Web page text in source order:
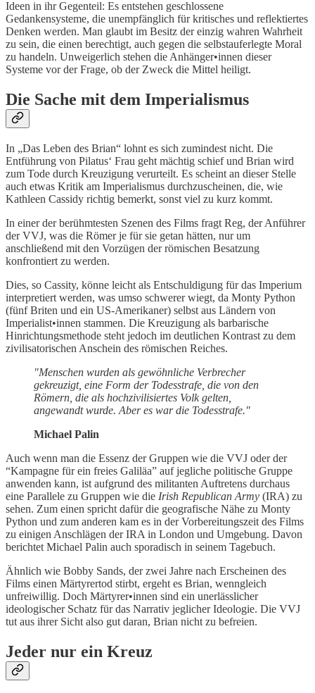
Ideen in ihr Gegenteil: Es entstehen geschlossene
Gedankensysteme, die unempfänglich für kritisches und reflektiertes
Denken werden. Man glaubt im Besitz der einzig wahren Wahrheit
zu sein, die einen berechtigt, auch gegen die selbstauferlegte Moral
zu handeln. Unweigerlich stehen die Anhänger•innen dieser
Systeme vor der Frage, ob der Zweck die Mittel heiligt.
Die Sache mit dem Imperialismus
In „Das Leben des Brian“ lohnt es sich zumindest nicht. Die
Entführung von Pilatus‘ Frau geht mächtig schief und Brian wird
zum Tode durch Kreuzigung verurteilt. Es scheint an dieser Stelle
auch etwas Kritik am Imperialismus durchzuscheinen, die, wie
Kathleen Cassidy richtig bemerkt, sonst viel zu kurz kommt.
In einer der berühmtesten Szenen des Films fragt Reg, der Anführer
der VVJ, was die Römer je für sie getan hätten, nur um
anschließend mit den Vorzügen der römischen Besatzung
konfrontiert zu werden.
Dies, so Cassity, könne leicht als Entschuldigung für das Imperium
interpretiert werden, was umso schwerer wiegt, da Monty Python
(fünf Briten und ein US-Amerikaner) selbst aus Ländern von
Imperialist•innen stammen. Die Kreuzigung als barbarische
Hinrichtungsmethode steht jedoch im deutlichen Kontrast zu dem
zivilisatorischen Anschein des römischen Reiches.
"Menschen wurden als gewöhnliche Verbrecher
gekreuzigt, eine Form der Todesstrafe, die von den
Römern, die als hochzivilisiertes Volk gelten,
angewandt wurde. Aber es war die Todesstrafe."
Michael Palin
Auch wenn man die Essenz der Gruppen wie die VVJ oder der
“Kampagne für ein freies Galiläa” auf jegliche politische Gruppe
anwenden kann, ist aufgrund des militanten Auftretens durchaus
eine Parallele zu Gruppen wie die Irish Republican Army (IRA) zu
sehen. Zum einen spricht dafür die geografische Nähe zu Monty
Python und zum anderen kam es in der Vorbereitungszeit des Films
zu einigen Anschlägen der IRA in London und Umgebung. Davon
berichtet Michael Palin auch sporadisch in seinem Tagebuch.
Ähnlich wie Bobby Sands, der zwei Jahre nach Erscheinen des
Films einen Märtyrertod stirbt, ergeht es Brian, wenngleich
unfreiwillig. Doch Märtyrer•innen sind ein unerlässlicher
ideologischer Schatz für das Narrativ jeglicher Ideologie. Die VVJ
tut aus ihrer Sicht also gut daran, Brian nicht zu befreien.
Jeder nur ein Kreuz